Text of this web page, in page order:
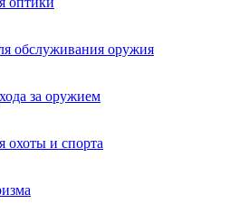
обслуживания оружия
за оружием
охоты и спорта